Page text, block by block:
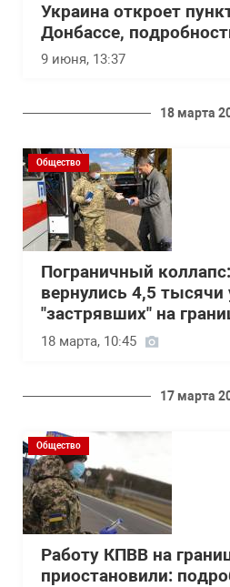
Украина откроет
Донбассе,
9 июня, 13:37
18 марта
Общество
Пограничный
вернулись 4,5 тысячи
"застрявших" на
18 марта, 10:45
17 марта
Общество
Работу КПВВ на
приостановили: